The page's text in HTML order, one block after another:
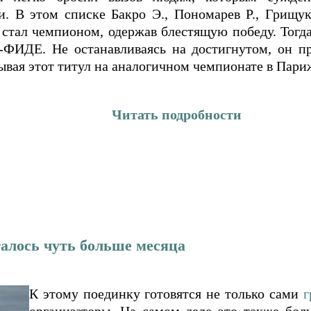
В этом списке Бакро Э., Пономарев Р.,
чемпионом, одержав блестящую победу.
ФИДЕ. Не останавливаясь на достигнутом, он
этот титул на аналогичном чемпионате в
Читать подробности
чуть больше месяца
К этому поединку готовятся не только сами